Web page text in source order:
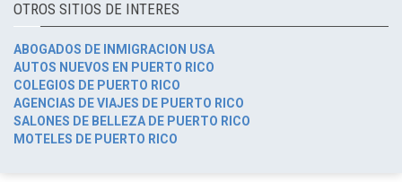
OTROS SITIOS DE INTERES
ABOGADOS DE INMIGRACION USA
AUTOS NUEVOS EN PUERTO RICO
COLEGIOS DE PUERTO RICO
AGENCIAS DE VIAJES DE PUERTO RICO
SALONES DE BELLEZA DE PUERTO RICO
MOTELES DE PUERTO RICO